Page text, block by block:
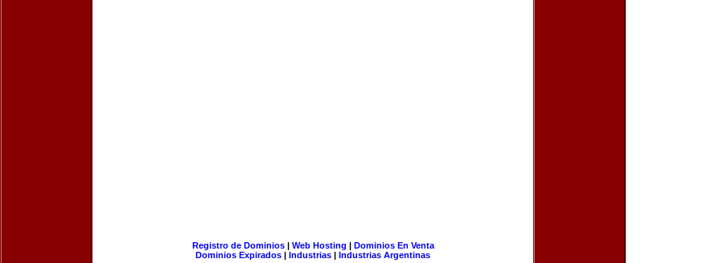
Registro de Dominios| Web Hosting | Dominios En Venta
Dominios Expirados | Industrias | Industrias Argentinas